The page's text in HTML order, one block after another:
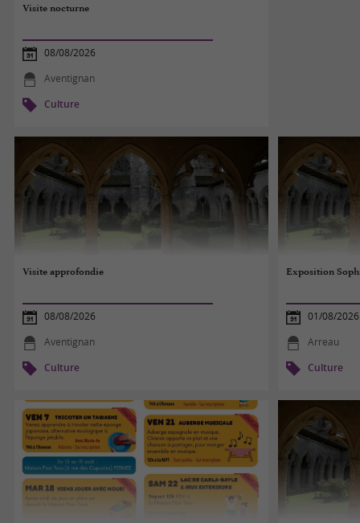
Visite nocturne
08/08/2026
Aventignan
Culture
Visite approfondie
08/08/2026
Aventignan
Culture
Exposition
01/08/
Arreau
Culture